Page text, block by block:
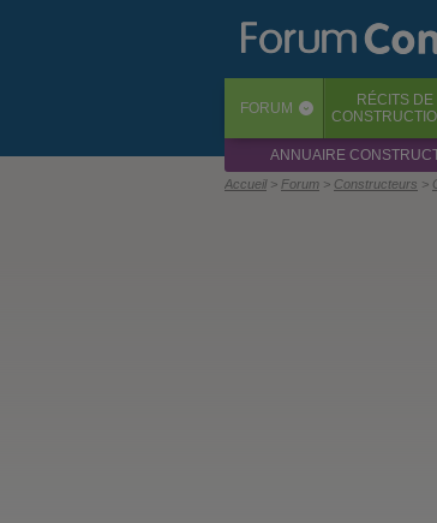
FORUM ‹ RÉCITS DE
ANNUAIRE
Accueil Forum Constructeurs